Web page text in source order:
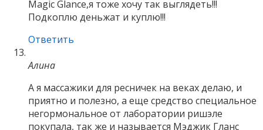
Magic Glance,я тоже хочу так выглядеть!!!
Подкоплю деньжат и куплю!!!
Ответить
Алина
А я массажики для ресничек на веках делаю, и
приятно и полезно, а еще средство специальное
негормональное от лаборатории ришэле
покупала, так же и называется Мэджик Гланс